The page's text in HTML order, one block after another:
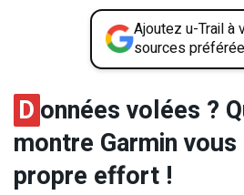
Ajoutez u-Trail à
sources
D onnées volées ?
montre Garmin
propre effort !